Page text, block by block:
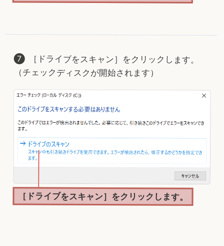
［ドライブをスキャン］をクリックします。
（チェックディスクが開始されます）
［ドライブをスキャン］をクリックします。